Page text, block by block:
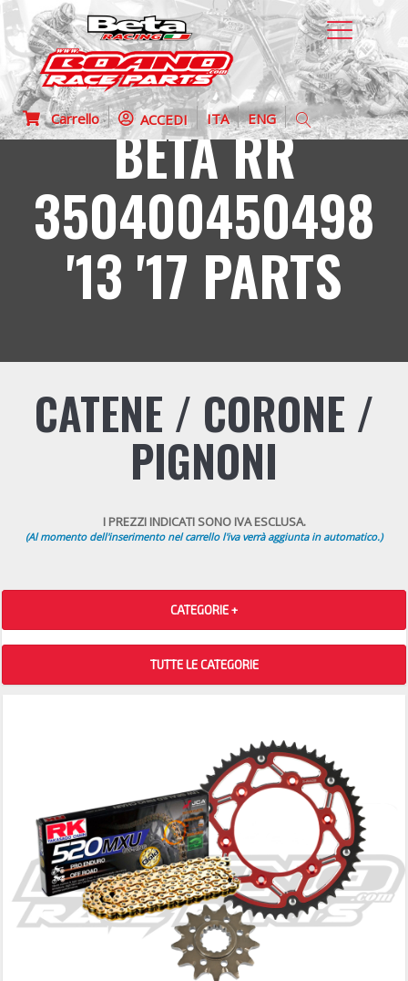
Carrello ACCEDI ITA ENG
BETA RR
350400450498
'13 '17 PARTS
CATENE / CORONE /
PIGNONI
I PREZZI INDICATI SONO IVA ESCLUSA.
(Al momento dell'inserimento nel carrello l'iva verrà aggiunta in automatico.)
CATEGORIE +
TUTTE LE CATEGORIE